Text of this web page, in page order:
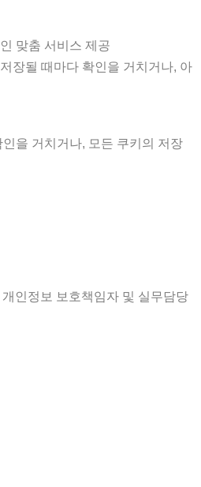
맞춤 서비스 제공
장될 때마다 확인을 거치거나, 아
을 거치거나, 모든 쿠키의 저장
인정보 보호책임자 및 실무담당